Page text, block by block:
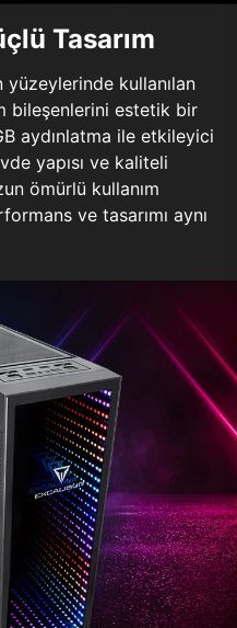
Tasarım
yüzeylerinde kullanılan
bileşenlerini estetik bir
aydınlatma ile etkileyici
yapısı ve kaliteli
ömürlü kullanım
ve tasarımı aynı